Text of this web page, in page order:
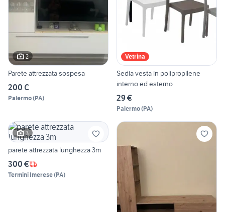
2
Parete attrezzata sospesa
200 €
Palermo(PA)
Vetrina
Sedia vesta in polipropilene
interno ed esterno
29 €
Palermo(PA)
3
parete attrezzata lunghezza 3m
300 €
Termini Imerese(PA)